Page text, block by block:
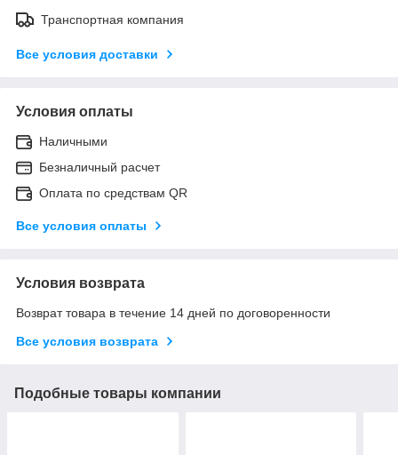
Транспортная компания
Все условия доставки
Условия оплаты
Наличными
Безналичный расчет
Оплата по средствам QR
Все условия оплаты
Условия возврата
Возврат товара в течение 14 дней по договоренности
Все условия возврата
Подобные товары компании